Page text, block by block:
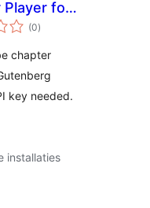
Player for
(0totaal
waarderingen
)
chapter
key needed.
installaties